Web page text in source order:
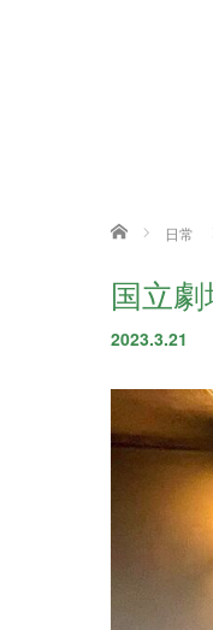
ホーム 日常
国立
2023.3.21